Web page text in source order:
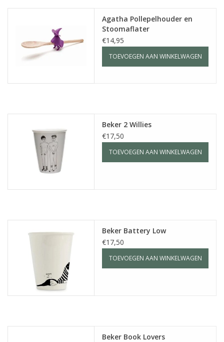
Agatha Pollepelhouder en
Stoomaflater
€14,95
TOEVOEGEN AAN WINKELWAGEN
Beker 2 Willies
€17,50
TOEVOEGEN AAN WINKELWAGEN
Beker Battery Low
€17,50
TOEVOEGEN AAN WINKELWAGEN
Beker Book Lovers